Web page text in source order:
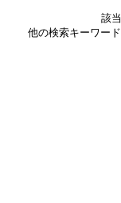
該
他の検索キーワー